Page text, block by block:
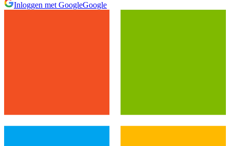
Inloggen met GoogleGoogle